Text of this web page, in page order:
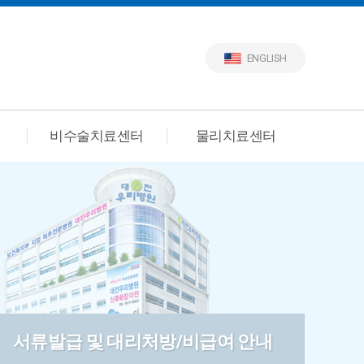
ENGLISH
비수술치료센터 물리치료센터
서류발급 및 대리처방/비급여 안내